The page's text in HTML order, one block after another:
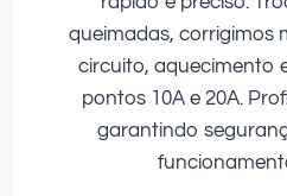
queimadas, corrigimos
circuito, aquecimento
pontos 10A e 20A.
garantindo